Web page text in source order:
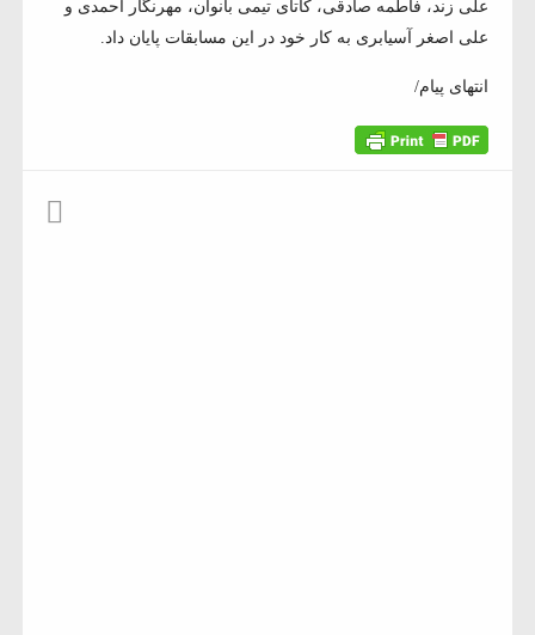
علی زند، فاطمه صادقی، کاتای تیمی بانوان، مهرنگار احمدی و
علی اصغر آسیابری به کار خود در این مسابقات پایان داد.
انتهای پیام/